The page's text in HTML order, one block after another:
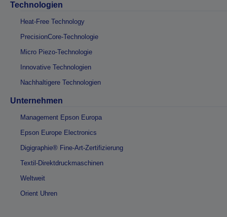
Technologien
Heat-Free Technology
PrecisionCore-Technologie
Micro Piezo-Technologie
Innovative Technologien
Nachhaltigere Technologien
Unternehmen
Management Epson Europa
Epson Europe Electronics
Digigraphie® Fine-Art-Zertifizierung
Textil-Direktdruckmaschinen
Weltweit
Orient Uhren